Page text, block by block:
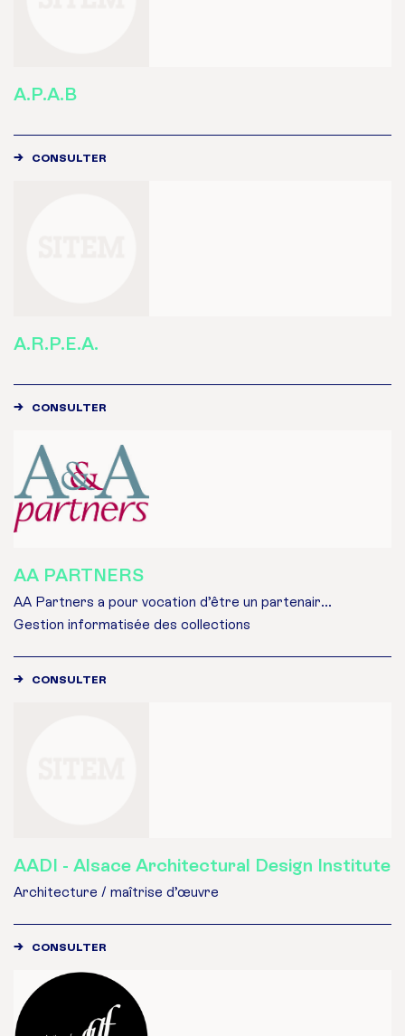
A.P.A.B
CONSULTER
A.R.P.E.A.
CONSULTER
AA PARTNERS
AA Partners a pour vocation d’être un partenair...
Gestion informatisée des collections
CONSULTER
AADI - Alsace Architectural Design Institute
Architecture / maîtrise d’œuvre
CONSULTER